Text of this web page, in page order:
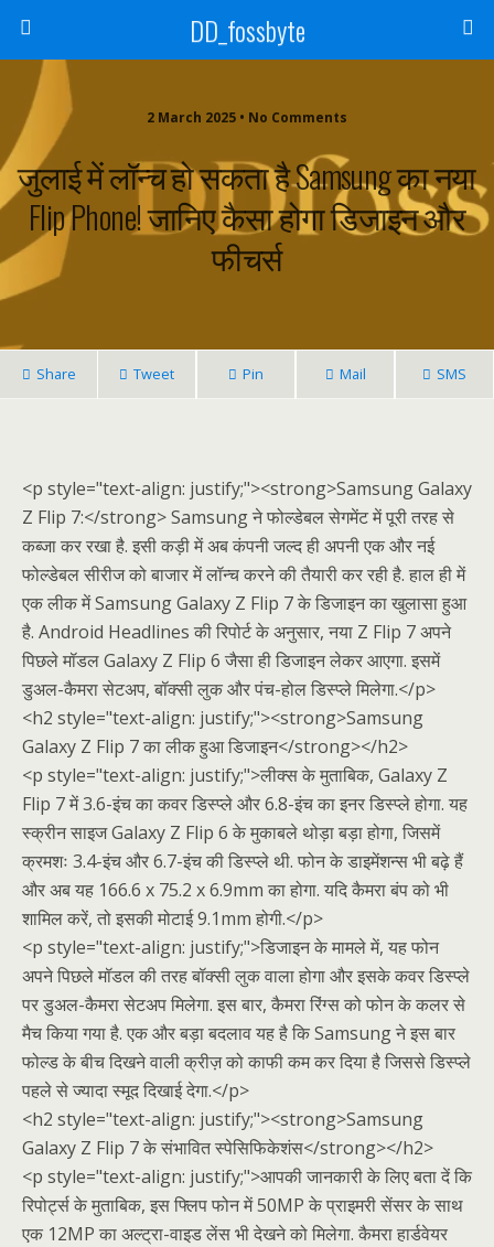
DD_fossbyte
2 March 2025 • No Comments
जुलाई में लॉन्च हो सकता है Samsung का नया
Flip Phone! जानिए कैसा होगा डिजाइन और
फीचर्स
Share Tweet Pin Mail SMS
<p style="text-align: justify;"><strong>Samsung Galaxy
Z Flip 7:</strong> Samsung ने फोल्डेबल सेगमेंट में पूरी तरह से
कब्जा कर रखा है. इसी कड़ी में अब कंपनी जल्द ही अपनी एक और नई
फोल्डेबल सीरीज को बाजार में लॉन्च करने की तैयारी कर रही है. हाल ही में
एक लीक में Samsung Galaxy Z Flip 7 के डिजाइन का खुलासा हुआ
है. Android Headlines की रिपोर्ट के अनुसार, नया Z Flip 7 अपने
पिछले मॉडल Galaxy Z Flip 6 जैसा ही डिजाइन लेकर आएगा. इसमें
डुअल-कैमरा सेटअप, बॉक्सी लुक और पंच-होल डिस्प्ले मिलेगा.</p>
<h2 style="text-align: justify;"><strong>Samsung
Galaxy Z Flip 7 का लीक हुआ डिजाइन</strong></h2>
<p style="text-align: justify;">लीक्स के मुताबिक, Galaxy Z
Flip 7 में 3.6-इंच का कवर डिस्प्ले और 6.8-इंच का इनर डिस्प्ले होगा. यह
स्क्रीन साइज Galaxy Z Flip 6 के मुकाबले थोड़ा बड़ा होगा, जिसमें
क्रमशः 3.4-इंच और 6.7-इंच की डिस्प्ले थी. फोन के डाइमेंशन्स भी बढ़े हैं
और अब यह 166.6 x 75.2 x 6.9mm का होगा. यदि कैमरा बंप को भी
शामिल करें, तो इसकी मोटाई 9.1mm होगी.</p>
<p style="text-align: justify;">डिजाइन के मामले में, यह फोन
अपने पिछले मॉडल की तरह बॉक्सी लुक वाला होगा और इसके कवर डिस्प्ले
पर डुअल-कैमरा सेटअप मिलेगा. इस बार, कैमरा रिंग्स को फोन के कलर से
मैच किया गया है. एक और बड़ा बदलाव यह है कि Samsung ने इस बार
फोल्ड के बीच दिखने वाली क्रीज़ को काफी कम कर दिया है जिससे डिस्प्ले
पहले से ज्यादा स्मूद दिखाई देगा.</p>
<h2 style="text-align: justify;"><strong>Samsung
Galaxy Z Flip 7 के संभावित स्पेसिफिकेशंस</strong></h2>
<p style="text-align: justify;">आपकी जानकारी के लिए बता दें कि
रिपोर्ट्स के मुताबिक, इस फ्लिप फोन में 50MP के प्राइमरी सेंसर के साथ
एक 12MP का अल्ट्रा-वाइड लेंस भी देखने को मिलेगा. कैमरा हार्डवेयर